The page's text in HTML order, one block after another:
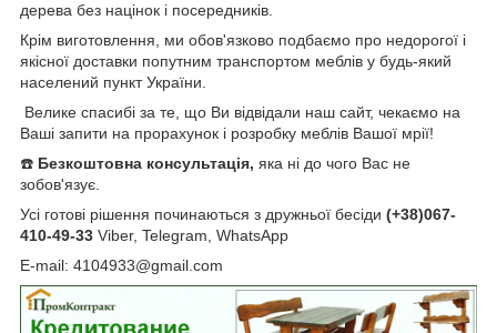
дерева без націнок і посередників.
Крім виготовлення, ми обов'язково подбаємо про недорогої і
якісної доставки попутним транспортом меблів у будь-який
населений пункт України.
Велике спасибі за те, що Ви відвідали наш сайт, чекаємо на
Ваші запити на прорахунок і розробку меблів Вашої мрії!
☎️ Безкоштовна консультація, яка ні до чого Вас не
зобов'язує.
Усі готові рішення починаються з дружньої бесіди (+38)067-
410-49-33 Viber, Telegram, WhatsApp
E-mail: 4104933@gmail.com